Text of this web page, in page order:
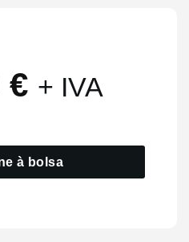
€ + IVA
à bolsa